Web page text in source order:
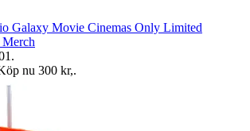
Galaxy Movie Cinemas Only Limited
.
nu 300 kr,.